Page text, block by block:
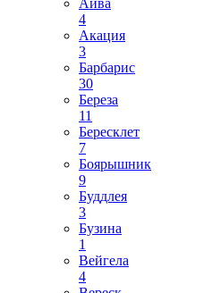
Айва
4
Акация
3
Барбарис
30
Береза
11
Бересклет
7
Боярышник
9
Буддлея
3
Бузина
1
Вейгела
4